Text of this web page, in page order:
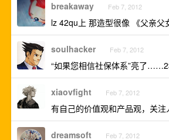
breakaway Feb 7, 2012
lz 42qu上 那造型很像 《父亲
soulhacker Feb 7, 2012
“如果您相信社保体系”亮了
xiaovfight Feb 7, 2012
有自己的价值观和产品观，关
dreamsoft Feb 7, 2012